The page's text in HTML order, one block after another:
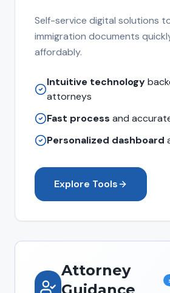
Self-service digital solutions
immigration documents
affordably.
Intuitive technology
attorneys
Fast process and
Personalized dashboard
Explore Tools
Attorney